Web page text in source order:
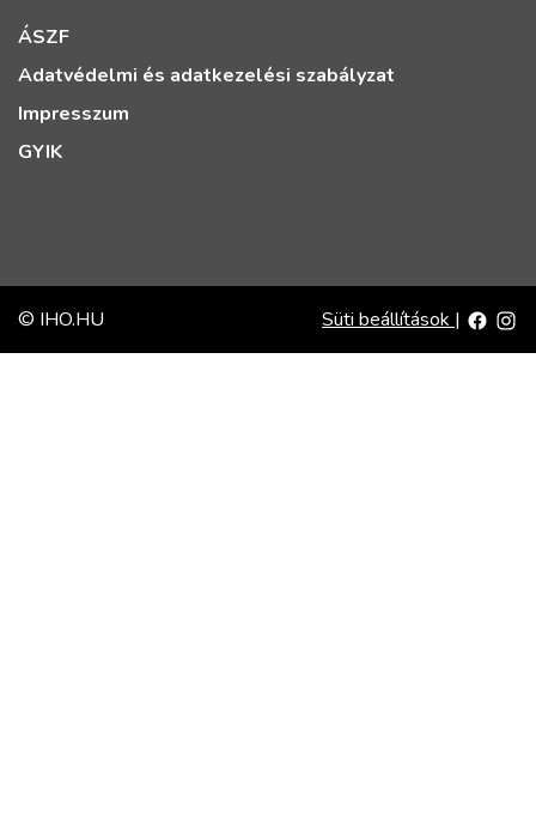
ÁSZF
Adatvédelmi és adatkezelési szabályzat
Impresszum
GYIK
© IHO.HU Süti beállítások |